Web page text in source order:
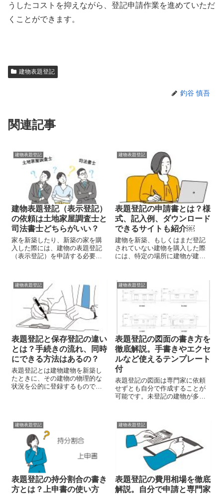
うしたコストを抑えながら、登記申請作業を進めていただ
くことができます。
建物表題登記
釣谷 慎吾
関連記事
建物表題登記
建物表題登記（表示登記）
の依頼は土地家屋調査士と
司法書士どちらがいい？
家を新築したり、新築の家を購
入した際には、建物の表題登記
（表示登記）を申請する必要が
はそれぞれ土地家屋調査士、そ
して、司法書士という専門家が
います。今回...
建物表題登記
表題登記の申請書とは？様
式、記入例、ダウンロード
できるサイトも紹介￼
建物を新築、もしくはまだ登記
されていない建物を購入した際
には、特定の場所に建物が建て
せん。これを建物表題登記(以
下、表題登記)と言います。 表題
登記は土地家屋調査士に依頼す
るの...
建物表題登記
表題登記と保存登記の違い
とは？手続きの流れ、同時
にできる方法はあるの？
表題登記とは建物建物を新築し
たときに、その建物の物理的な
状況を公的に登録するもので
建物の表題登記と保存登記の違
い、手続きの流れについて見て
いくことにしましょう。
建物表題登記
表題登記の図面の書き方を
徹底解説。手書きやエクセ
ルなど使えるテンプレート
付
表題登記の図面は専門家に依頼
せずとも自分で作成することが
可能です。未登記の建物が多く
時に添付する図面の作成のハー
ドルを下げるコツなどについて
テンプレートとあわせて紹介し
ています。
建物表題登記
表題登記の持分割合の書き
方とは？上申書の使い方
建物表題登記
表題登記の費用相場を徹底
解説。自分で申請と専門家